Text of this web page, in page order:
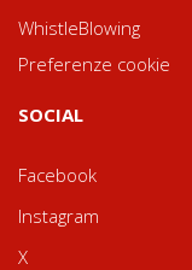
WhistleBlowing
Preferenze cookie
SOCIAL
Facebook
Instagram
X